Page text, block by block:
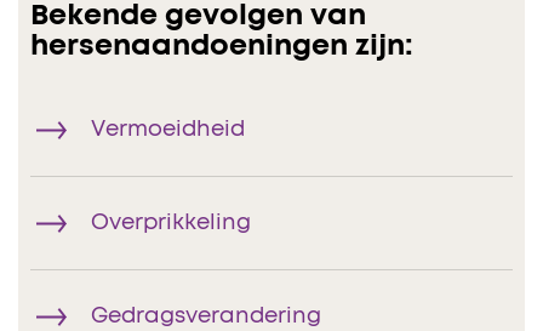
Bekende gevolgen van
hersenaandoeningen zijn:
Vermoeidheid
Overprikkeling
Gedragsverandering